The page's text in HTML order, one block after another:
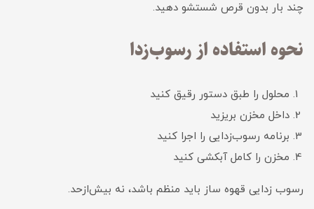
چند بار بدون قرص شستشو دهید.
نحوه استفاده از رسوب‌زدا
محلول را طبق دستور رقیق کنید
داخل مخزن بریزید
برنامه رسوب‌زدایی را اجرا کنید
مخزن را کامل آبکشی کنید
رسوب زدایی قهوه ساز باید منظم باشد، نه بیش‌ازحد.